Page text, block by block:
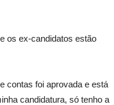
os ex-candidatos estão
contas foi aprovada e está
candidatura, só tenho a